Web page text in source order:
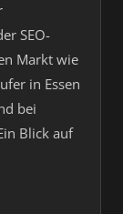
SEO-
Markt wie
in Essen
bei
Blick auf